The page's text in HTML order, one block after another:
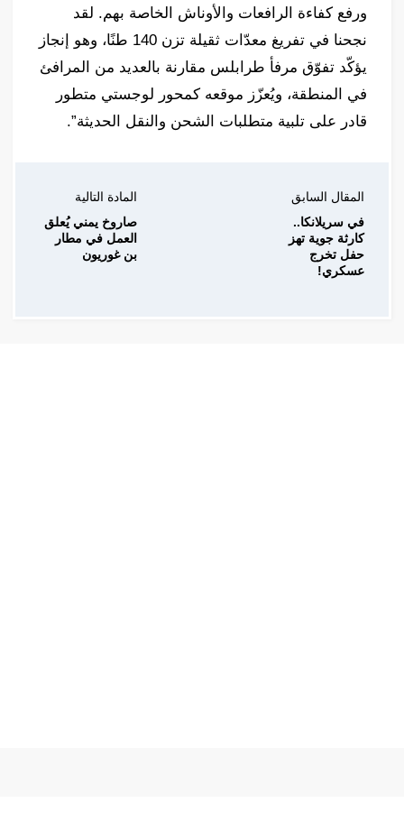
ورفع كفاءة الرافعات والأوناش الخاصة بهم. لقد
نجحنا في تفريغ معدّات ثقيلة تزن 140 طنًا، وهو إنجاز
يؤكّد تفوّق مرفأ طرابلس مقارنة بالعديد من المرافئ
في المنطقة، ويُعزّز موقعه كمحور لوجستي متطور
قادر على تلبية متطلبات الشحن والنقل الحديثة”.
المقال السابق
في سريلانكا..
كارثة جوية تهز
حفل تخرج
عسكري!
المادة التالية
صاروخ يمني يُعلق
العمل في مطار
بن غوريون